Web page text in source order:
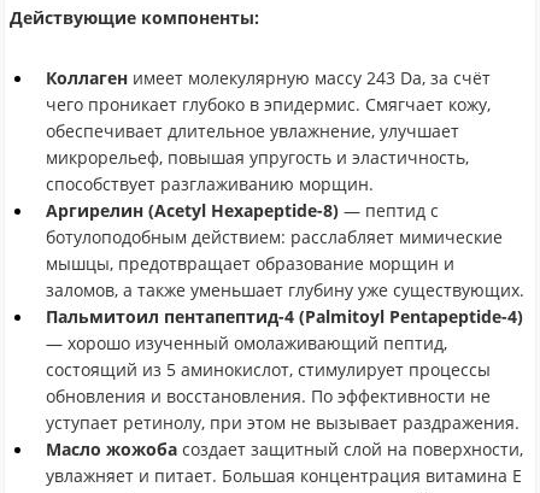
Действующие компоненты:
Коллаген имеет молекулярную массу 243 Da, за счёт
чего проникает глубоко в эпидермис. Смягчает кожу,
обеспечивает длительное увлажнение, улучшает
микрорельеф, повышая упругость и эластичность,
способствует разглаживанию морщин.
Аргирелин (Acetyl Hexapeptide-8) — пептид с
ботулоподобным действием: расслабляет мимические
мышцы, предотвращает образование морщин и
заломов, а также уменьшает глубину уже существующих.
Пальмитоил пентапептид-4 (Palmitoyl Pentapeptide-4)
— хорошо изученный омолаживающий пептид,
состоящий из 5 аминокислот, стимулирует процессы
обновления и восстановления. По эффективности не
уступает ретинолу, при этом не вызывает раздражения.
Масло жожоба создает защитный слой на поверхности,
увлажняет и питает. Большая концентрация витамина Е